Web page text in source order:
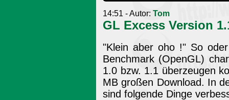
14:51 - Autor: Tom
GL Excess Version
"Klein aber oho !" So
Benchmark (OpenGL)
1.0 bzw. 1.1 überzeugen
MB großen Download. In
sind folgende Dinge